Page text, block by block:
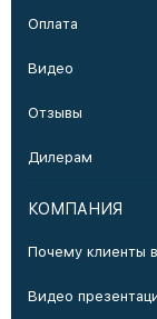
Оплата
Видео
Отзывы
Дилерам
КОМПАНИЯ
Почему клиенты
Видео